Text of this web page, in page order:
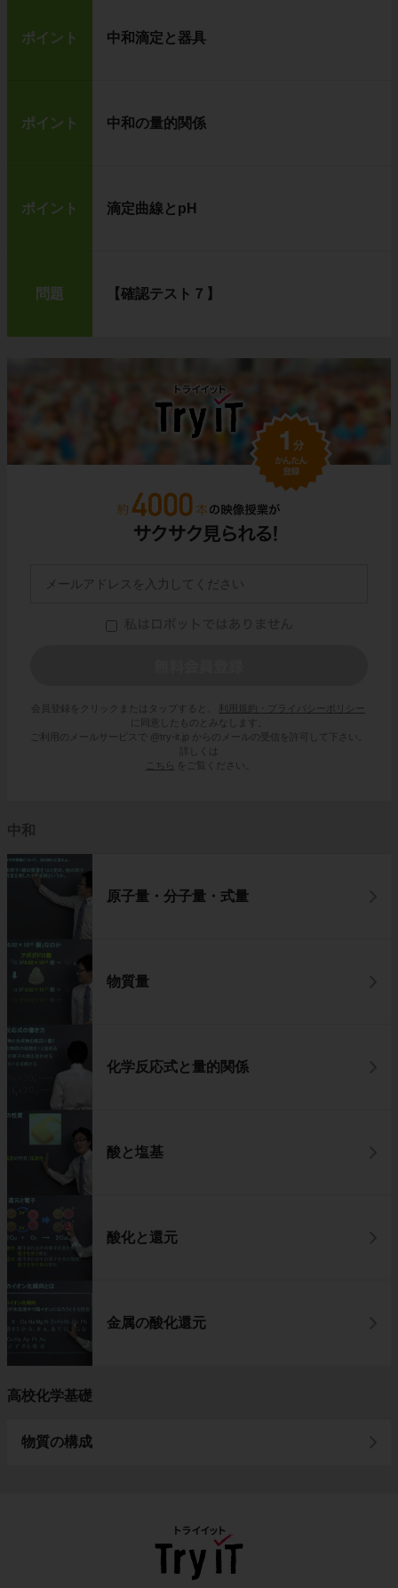
ポイント 中和滴定と器具
ポイント 中和の量的関係
ポイント 滴定曲線とpH
問題 【確認テスト７】
会員登録をクリックまたはタップすると、
利用規約・プライバシーポリシー
に同意したものとみなします。
ご利用のメールサービスで @try-it.jp からのメールの受信を許可して下さい。
詳しくは
こちら
をご覧ください。
中和
原子量・分子量・式量
物質量
化学反応式と量的関係
酸と塩基
酸化と還元
金属の酸化還元
高校化学基礎
物質の構成